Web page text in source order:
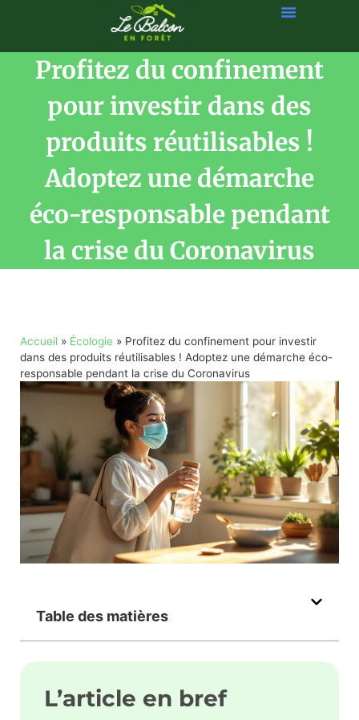
Profitez du confinement
pour investir dans des
produits réutilisables !
Adoptez une démarche
éco-responsable pendant
la crise du Coronavirus
Accueil » Écologie » Profitez du confinement pour investir
dans des produits réutilisables ! Adoptez une démarche éco-
responsable pendant la crise du Coronavirus
Table des matières
L’article en bref